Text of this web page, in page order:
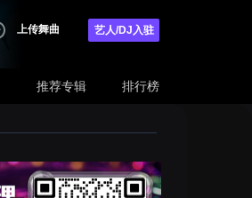
上传舞曲 艺人/DJ入驻
推荐专辑 排行榜